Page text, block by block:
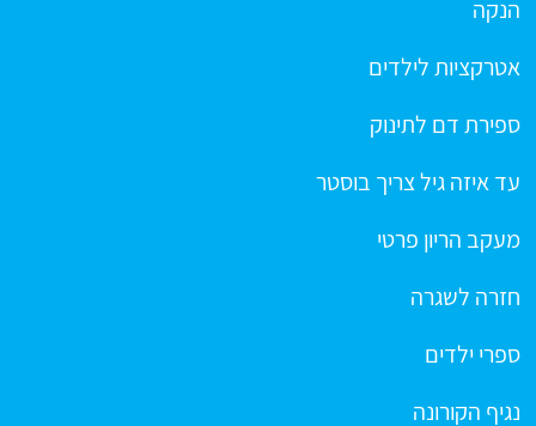
הנקה
אטרקציות לילדים
ספירת דם לתינוק
עד איזה גיל צריך בוסטר
מעקב הריון פרטי
חזרה לשגרה
ספרי ילדים
נגיף הקורונה